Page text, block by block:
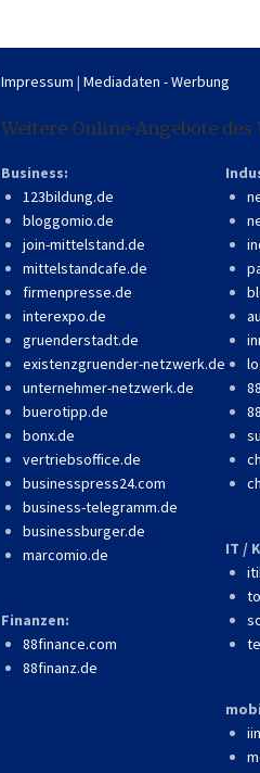
Impressum | Mediadaten - Werbung
Weitere Online-Angebote
Business:
123bildung.de
bloggomio.de
join-mittelstand.de
mittelstandcafe.de
firmenpresse.de
interexpo.de
gruenderstadt.de
existenzgruender-netzwerk.de
unternehmer-netzwerk.de
buerotipp.de
bonx.de
vertriebsoffice.de
businesspress24.com
business-telegramm.de
businessburger.de
marcomio.de
Finanzen:
88finance.com
88finanz.de
IT /